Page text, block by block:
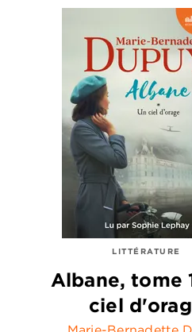
LITTÉRATURE
Albane, tome
ciel